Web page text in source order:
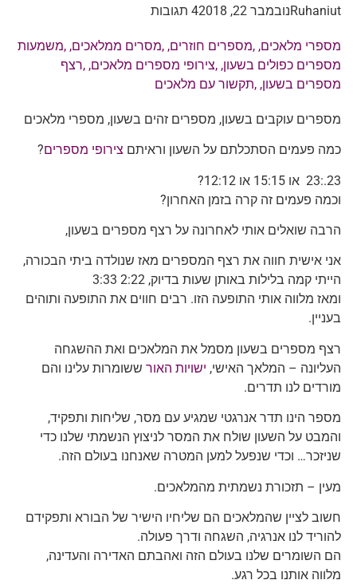
Ruhaniutנובמבר 22, 2018 4 תגובות
מספרי מלאכים, ,מספרים חוזרים, ,מסרים ממלאכים, ,משמעות
מספרים כפולים בשעון, ,צירופי מספרים מלאכים, ,רצף
מספרים בשעון, ,תקשור עם מלאכים
מספרים עוקבים בשעון, מספרים זהים בשעון, מספרי מלאכים
כמה פעמים הסתכלתם על השעון וראיתם צירופי מספרים?
23.:23 או 15:15 או 12:12?
וכמה פעמים זה קרה בזמן האחרון?
הרבה שואלים אותי לאחרונה על רצף מספרים בשעון,
אני אישית חווה את רצף המספרים מאז שנולדה ביתי הבכורה,
הייתי קמה בלילות באותן שעות בדיוק, 2:22 3:33
ומאז מלווה אותי התופעה הזו. רבים חווים את התופעה ותוהים
בעניין.
רצף מספרים בשעון מסמל את המלאכים ואת ההשגחה
העליונה – המלאך האישי, ישויות האור ששומרות עלינו והם
מורדים לנו תדרים.
מספר הינו תדר אנרגטי שמגיע עם מסר, שליחות ותפקיד,
והמבט על השעון שולח את המסר לניצוץ הנשמתי שלנו כדי
שניזכר… וכדי שנפעל למען המטרה שאנחנו בעולם הזה.
מעין – תזכורת נשמתית מהמלאכים.
חשוב לציין שהמלאכים הם שליחיו הישיר של הבורא ותפקידם
להוריד לנו אנרגיה, השגחה ודרך פעולה.
הם השומרים שלנו בעולם הזה ואהבתם האדירה והעדינה,
מלווה אותנו בכל רגע.